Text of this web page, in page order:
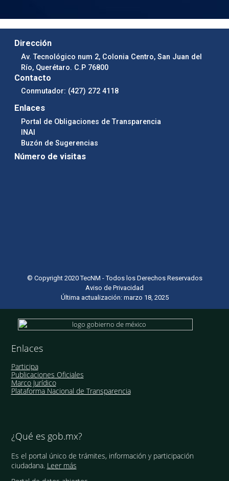
Dirección
Av. Tecnológico num 2, Colonia Centro, San Juan del
Río, Querétaro. C.P 76800
Contacto
Conmutador: (427) 272 4118
Enlaces
Portal de Obligaciones de Transparencia
INAI
Buzón de Sugerencias
Número de visitas
© Copyright 2020 TecNM - Todos los Derechos Reservados
Aviso de Privacidad
Última actualización: marzo 18, 2025
Enlaces
Participa
Publicaciones Oficiales
Marco Jurídico
Plataforma Nacional de Transparencia
¿Qué es gob.mx?
Es el portal único de trámites, información y participación
ciudadana. Leer más